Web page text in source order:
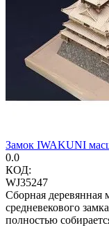
Замок IWAKUNI
0.0
КОД:
WJ35247
Сборная деревянная
средневекового
полностью